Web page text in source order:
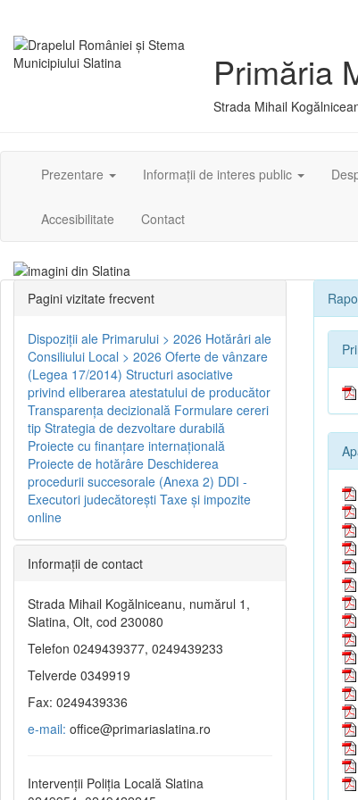
Primăria
Strada Mihail
Prezentare Informații de interes public
Accesibilitate Contact
Pagini vizitate frecvent
Dispoziţii ale Primarului > 2026 Hotărâri ale
Consiliului Local > 2026 Oferte de vânzare
(Legea 17/2014) Structuri asociative
privind eliberarea atestatului de producător
Transparenţa decizională Formulare cereri
tip Strategia de dezvoltare durabilă
Proiecte cu finanţare internaţională
Proiecte de hotărâre Deschiderea
procedurii succesorale (Anexa 2) DDI -
Executori judecătorești Taxe şi impozite
online
Informaţii de contact
Strada Mihail Kogălniceanu, numărul 1,
Slatina, Olt, cod 230080
Telefon 0249439377, 0249439233
Telverde 0349919
Fax: 0249439336
e-mail: office@primariaslatina.ro
Intervenții Poliția Locală Slatina